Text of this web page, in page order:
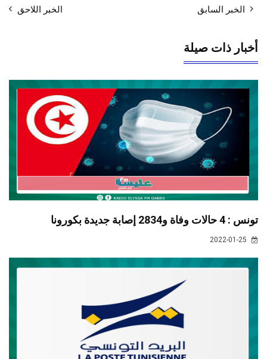
الخبر السابق الخبر اللاحق
أخبار ذات صيلة
تونس : 4 حالات وفاة و2834 إصابة جديدة بكورونا